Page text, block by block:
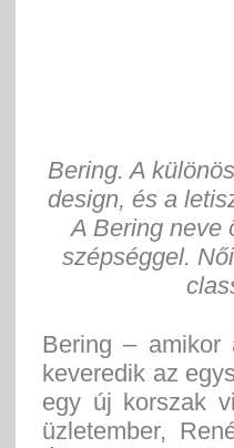
Bering. A
design, és a
A Bering neve
szépséggel.
Bering – amikor
keveredik az
egy új korszak
üzletember,